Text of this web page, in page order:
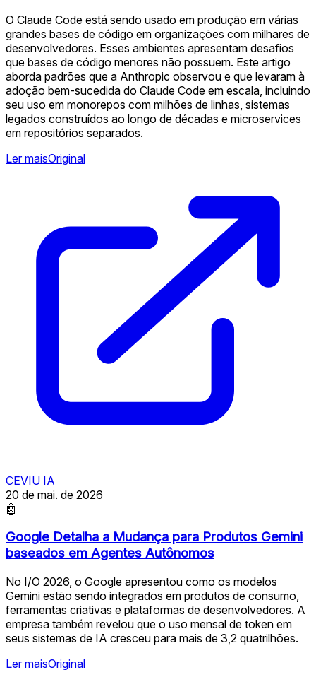
O Claude Code está sendo usado em produção em várias
grandes bases de código em organizações com milhares de
desenvolvedores. Esses ambientes apresentam desafios
que bases de código menores não possuem. Este artigo
aborda padrões que a Anthropic observou e que levaram à
adoção bem-sucedida do Claude Code em escala, incluindo
seu uso em monorepos com milhões de linhas, sistemas
legados construídos ao longo de décadas e microservices
em repositórios separados.
Ler maisOriginal
CEVIU IA
20 de mai. de 2026
🤖
Google Detalha a Mudança para Produtos Gemini
baseados em Agentes Autônomos
No I/O 2026, o Google apresentou como os modelos
Gemini estão sendo integrados em produtos de consumo,
ferramentas criativas e plataformas de desenvolvedores. A
empresa também revelou que o uso mensal de token em
seus sistemas de IA cresceu para mais de 3,2 quatrilhões.
Ler maisOriginal